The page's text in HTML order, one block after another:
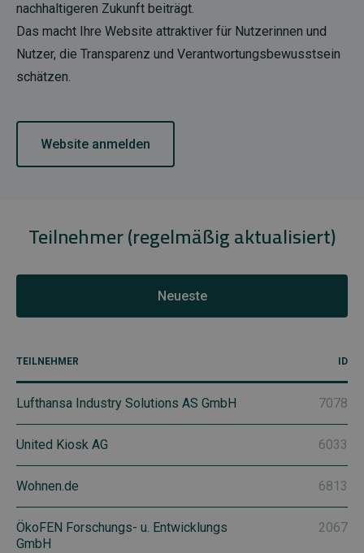
nachhaltigeren Zukunft beiträgt.
Das macht Ihre Website attraktiver für Nutzerinnen und
Nutzer, die Transparenz und Verantwortungsbewusstsein
schätzen.
Website anmelden
Teilnehmer (regelmäßig aktualisiert)
Neueste
TEILNEHMER ID
Lufthansa Industry Solutions AS GmbH 7078
United Kiosk AG 6033
Wohnen.de 6813
ÖkoFEN Forschungs- u. Entwicklungs
GmbH
2067